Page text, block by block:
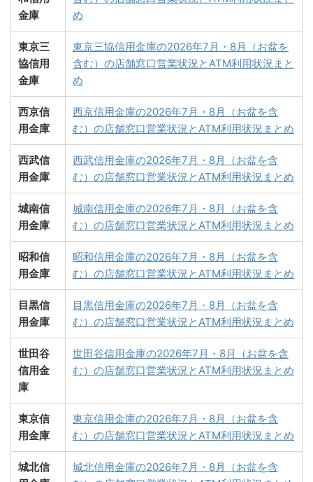
金庫
め
東京三
協信用
金庫
東京三協信用金庫の2026年7月・8月（お盆を
含む）の店舗窓口営業状況とATM利用状況まと
め
西京信
用金庫
西京信用金庫の2026年7月・8月（お盆を含
む）の店舗窓口営業状況とATM利用状況まとめ
西武信
用金庫
西武信用金庫の2026年7月・8月（お盆を含
む）の店舗窓口営業状況とATM利用状況まとめ
城南信
用金庫
城南信用金庫の2026年7月・8月（お盆を含
む）の店舗窓口営業状況とATM利用状況まとめ
昭和信
用金庫
昭和信用金庫の2026年7月・8月（お盆を含
む）の店舗窓口営業状況とATM利用状況まとめ
目黒信
用金庫
目黒信用金庫の2026年7月・8月（お盆を含
む）の店舗窓口営業状況とATM利用状況まとめ
世田谷
信用金
庫
世田谷信用金庫の2026年7月・8月（お盆を含
む）の店舗窓口営業状況とATM利用状況まとめ
東京信
用金庫
東京信用金庫の2026年7月・8月（お盆を含
む）の店舗窓口営業状況とATM利用状況まとめ
城北信
城北信用金庫の2026年7月・8月（お盆を含